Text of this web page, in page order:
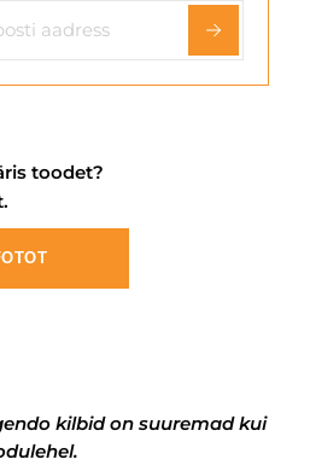
toodet?
kilbid on suuremad kui